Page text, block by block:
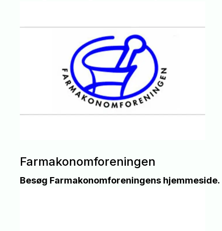
Farmakonomforeningen
Besøg Farmakonomforeningens hjemmeside.